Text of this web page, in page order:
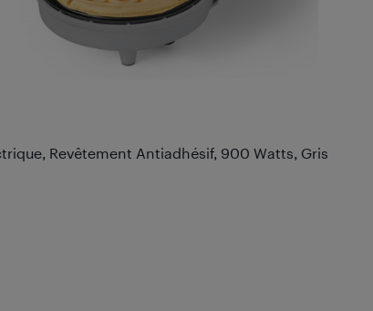
Revêtement Antiadhésif, 900 Watts, Gris